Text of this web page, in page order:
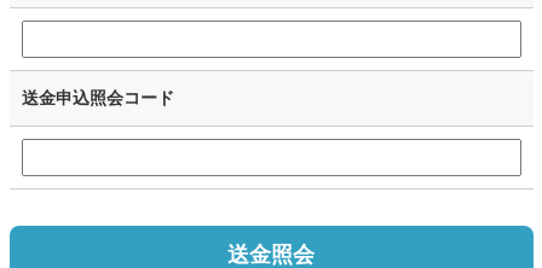
送金申込照会コード
送金照会